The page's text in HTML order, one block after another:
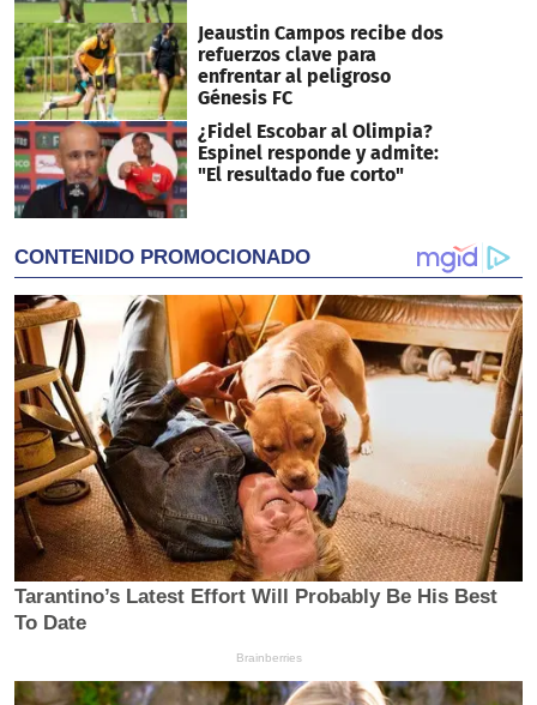
Jeaustin Campos recibe dos
refuerzos clave para
enfrentar al peligroso
Génesis FC
¿Fidel Escobar al Olimpia?
Espinel responde y admite:
"El resultado fue corto"